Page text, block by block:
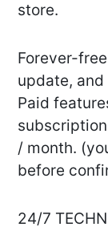
store.
Forever-
update,
Paid
/ month.
before
24/7